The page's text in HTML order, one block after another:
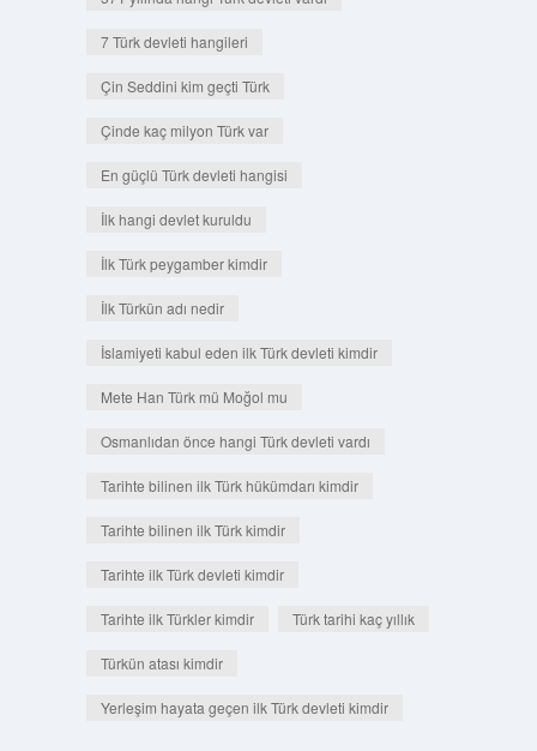
7 Türk devleti hangileri
Çin Seddini kim geçti Türk
Çinde kaç milyon Türk var
En güçlü Türk devleti hangisi
İlk hangi devlet kuruldu
İlk Türk peygamber kimdir
İlk Türkün adı nedir
İslamiyeti kabul eden ilk Türk devleti kimdir
Mete Han Türk mü Moğol mu
Osmanlıdan önce hangi Türk devleti vardı
Tarihte bilinen ilk Türk hükümdarı kimdir
Tarihte bilinen ilk Türk kimdir
Tarihte ilk Türk devleti kimdir
Tarihte ilk Türkler kimdir Türk tarihi kaç yıllık
Türkün atası kimdir
Yerleşim hayata geçen ilk Türk devleti kimdir